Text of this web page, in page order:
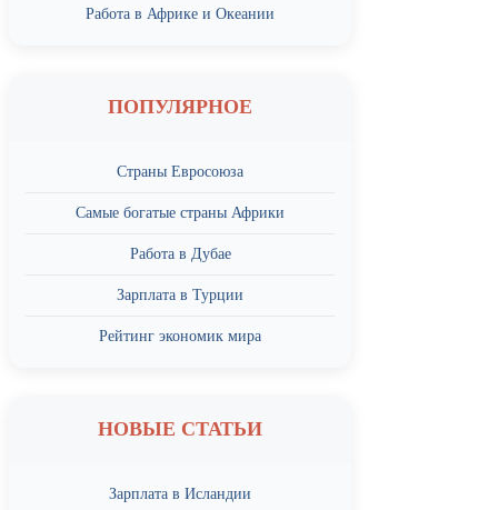
Работа в Африке и Океании
ПОПУЛЯРНОЕ
Страны Евросоюза
Самые богатые страны Африки
Работа в Дубае
Зарплата в Турции
Рейтинг экономик мира
НОВЫЕ СТАТЬИ
Зарплата в Исландии